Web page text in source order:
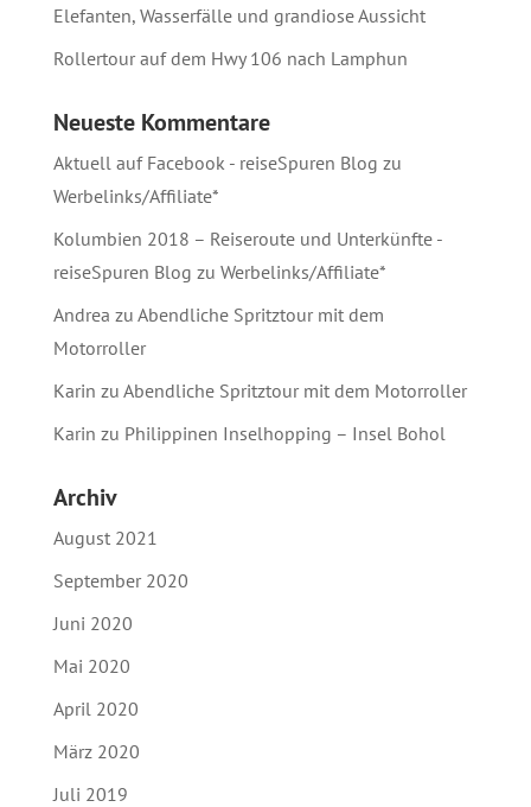
Elefanten, Wasserfälle und grandiose Aussicht
Rollertour auf dem Hwy 106 nach Lamphun
Neueste Kommentare
Aktuell auf Facebook - reiseSpuren Blog zu
Werbelinks/Affiliate*
Kolumbien 2018 – Reiseroute und Unterkünfte -
reiseSpuren Blog zu Werbelinks/Affiliate*
Andrea zu Abendliche Spritztour mit dem
Motorroller
Karin zu Abendliche Spritztour mit dem Motorroller
Karin zu Philippinen Inselhopping – Insel Bohol
Archiv
August 2021
September 2020
Juni 2020
Mai 2020
April 2020
März 2020
Juli 2019